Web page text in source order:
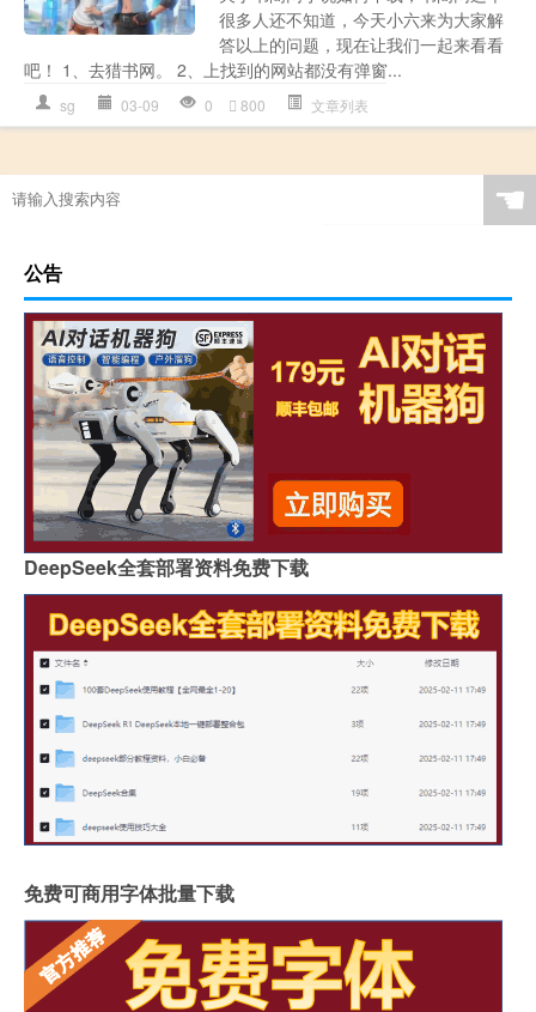
很多人还不知道，今天小六来为大家解
答以上的问题，现在让我们一起来看看
吧！ 1、去猎书网。 2、上找到的网站都没有弹窗...
sg 03-09 0 800 文章列表
☚
公告
DeepSeek全套部署资料免费下载
免费可商用字体批量下载